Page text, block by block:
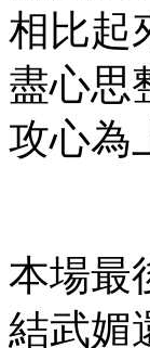
相比起
盡心思
攻心為
本場最
結武媚